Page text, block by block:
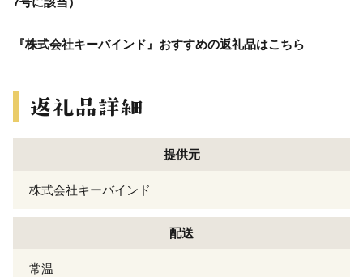
『株式会社キーバインド』おすすめの返礼品はこちら
提供元
株式会社キーバインド
配送
常温